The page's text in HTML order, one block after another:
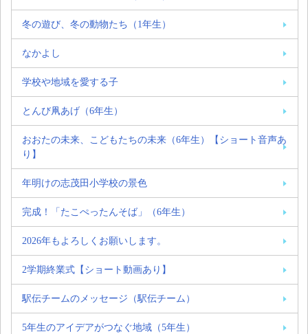
冬の遊び、冬の動物たち（1年生）
なかよし
学校や地域を愛する子
とんび凧あげ（6年生）
おおたの未来、こどもたちの未来（6年生）【ショート音声あ
り】
年明けの志茂田小学校の景色
完成！「たこぺったんそば」（6年生）
2026年もよろしくお願いします。
2学期終業式【ショート動画あり】
駅伝チームのメッセージ（駅伝チーム）
5年生のアイデアがつなぐ地域（5年生）